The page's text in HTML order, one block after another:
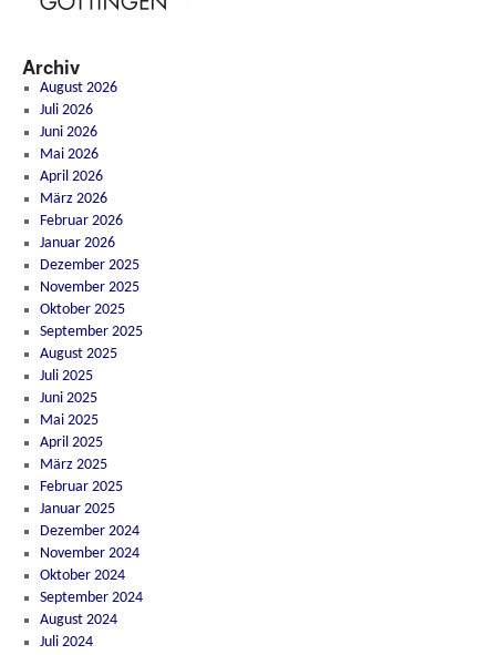
Archiv
August 2026
Juli 2026
Juni 2026
Mai 2026
April 2026
März 2026
Februar 2026
Januar 2026
Dezember 2025
November 2025
Oktober 2025
September 2025
August 2025
Juli 2025
Juni 2025
Mai 2025
April 2025
März 2025
Februar 2025
Januar 2025
Dezember 2024
November 2024
Oktober 2024
September 2024
August 2024
Juli 2024